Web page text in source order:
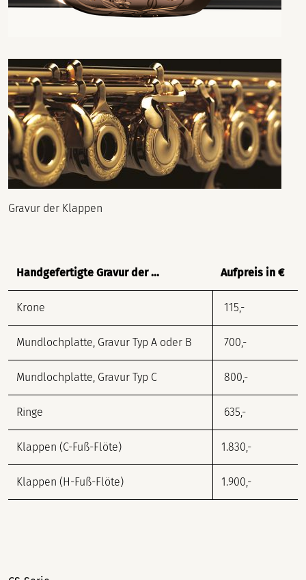
Gravur der Klappen
Handgefertigte Gravur der ... Aufpreis in €
Krone 115,-
Mundlochplatte, Gravur Typ A oder B 700,-
Mundlochplatte, Gravur Typ C 800,-
Ringe 635,-
Klappen (C-Fuß-Flöte) 1.830,-
Klappen (H-Fuß-Flöte) 1.900,-